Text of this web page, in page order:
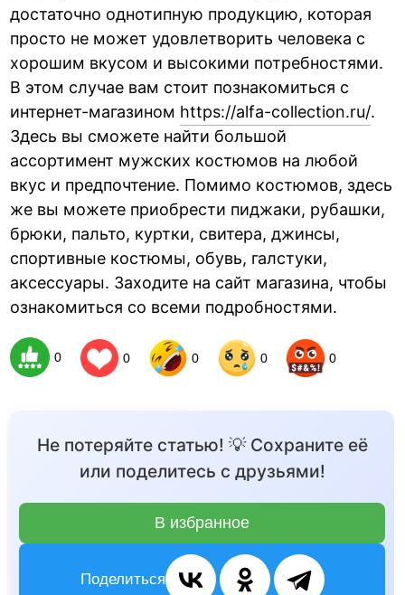
достаточно однотипную продукцию, которая
просто не может удовлетворить человека с
хорошим вкусом и высокими потребностями.
В этом случае вам стоит познакомиться с
интернет-магазином https://alfa-collection.ru/.
Здесь вы сможете найти большой
ассортимент мужских костюмов на любой
вкус и предпочтение. Помимо костюмов, здесь
же вы можете приобрести пиджаки, рубашки,
брюки, пальто, куртки, свитера, джинсы,
спортивные костюмы, обувь, галстуки,
аксессуары. Заходите на сайт магазина, чтобы
ознакомиться со всеми подробностями.
0 0 0 0 0
Не потеряйте статью! 💡 Сохраните её
или поделитесь с друзьями!
В избранное
Поделиться